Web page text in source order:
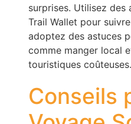
surprises. Utilisez
Trail Wallet pour
adoptez des astuces
comme manger local
touristiques coûteuses.
Conseils